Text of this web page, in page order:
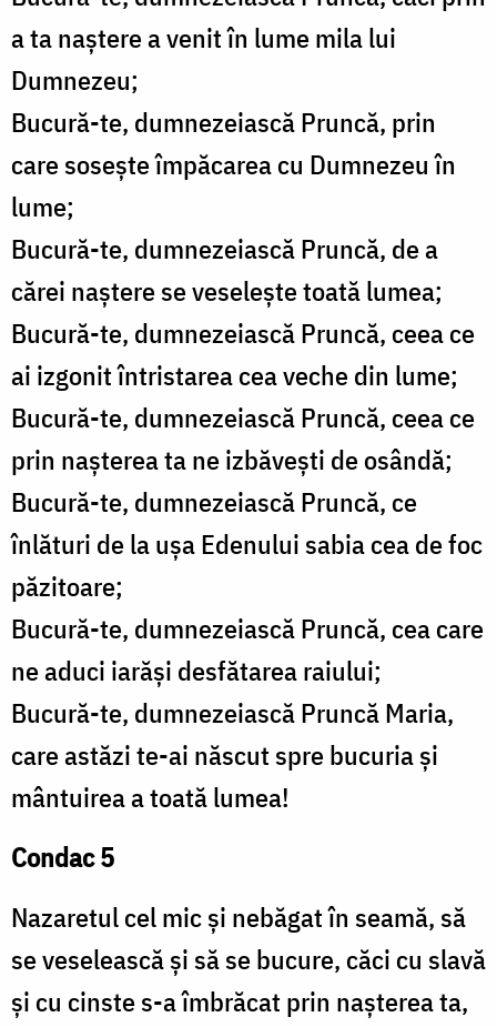
a ta naștere a venit în lume mila lui
Dumnezeu;
Bucură-te, dumnezeiască Pruncă, prin
care sosește împăcarea cu Dumnezeu în
lume;
Bucură-te, dumnezeiască Pruncă, de a
cărei naștere se veselește toată lumea;
Bucură-te, dumnezeiască Pruncă, ceea ce
ai izgonit întristarea cea veche din lume;
Bucură-te, dumnezeiască Pruncă, ceea ce
prin nașterea ta ne izbăvești de osândă;
Bucură-te, dumnezeiască Pruncă, ce
înlături de la ușa Edenului sabia cea de foc
păzitoare;
Bucură-te, dumnezeiască Pruncă, cea care
ne aduci iarăși desfătarea raiului;
Bucură-te, dumnezeiască Pruncă Maria,
care astăzi te-ai născut spre bucuria și
mântuirea a toată lumea!
Condac 5
Nazaretul cel mic și nebăgat în seamă, să
se veselească și să se bucure, căci cu slavă
și cu cinste s-a îmbrăcat prin nașterea ta,